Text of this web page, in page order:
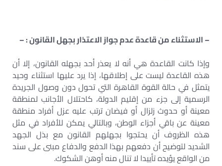
– الاستثناء من قاعدة عدم جواز الاعتذار بجهل القانون : –
وإذا كانت القاعدة هي أنه لا يعذر أحد بجهله القانون، إلا أن
هذه القاعدة ليست على إطلاقها، إذا يرد عليها استثناء وحيد
يتمثل في حالة القوة القاهرة التي تحول دون وصول الجريدة
الرسمية إلى جزء من إقليم الدولة، كاحتلال الأجانب لمنطقة
معينة أو حدوث زلزال أو فيضان ترتب عليه عزل أفراد منطقة
معينة عن باقي أجزاء الوطن، وبالتالي يمكن للأفراد في مثل
هذه الظروف أن يحتجوا بجهلهم القانون مع بذل الجهد
الشديد لتوضيح أن دفعهم بهذا الدفع والدفاع مبنى على سند
من الواقع يؤيده تأييدا لا تنال منه أوهن الشكوك.